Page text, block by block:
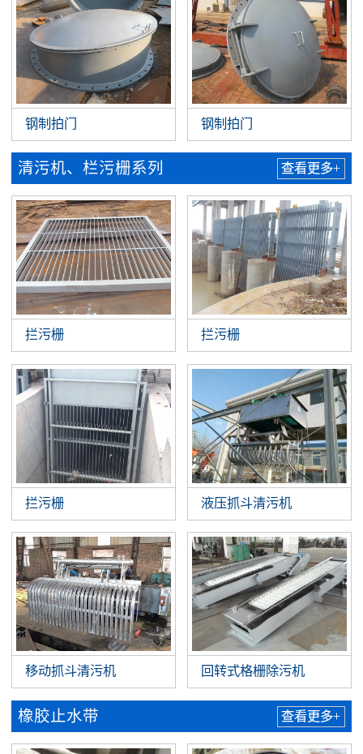
钢制拍门 钢制拍门
清污机、栏污栅系列 查看更多+
拦污栅 拦污栅
拦污栅 液压抓斗清污机
移动抓斗清污机 回转式格栅除污机
橡胶止水带 查看更多+